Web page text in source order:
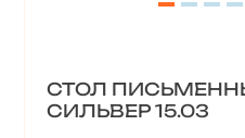
СТОЛ
СИЛЬВЕР 15.03